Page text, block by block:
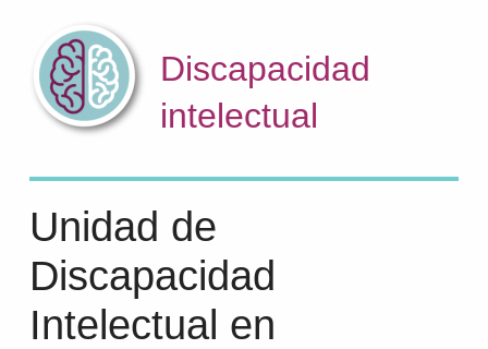
Discapacidad
intelectual
Unidad de
Discapacidad
Intelectual en